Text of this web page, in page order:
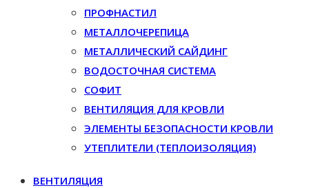
ПРОФНАСТИЛ
МЕТАЛЛОЧЕРЕПИЦА
МЕТАЛЛИЧЕСКИЙ САЙДИНГ
ВОДОСТОЧНАЯ СИСТЕМА
СОФИТ
ВЕНТИЛЯЦИЯ ДЛЯ КРОВЛИ
ЭЛЕМЕНТЫ БЕЗОПАСНОСТИ КРОВЛИ
УТЕПЛИТЕЛИ (ТЕПЛОИЗОЛЯЦИЯ)
ВЕНТИЛЯЦИЯ